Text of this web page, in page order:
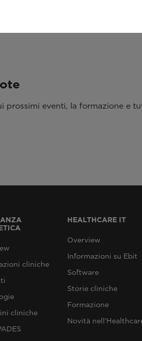
eventi, la formazione e
cliniche
cliniche
HEALTHCARE IT
Overview
Informazioni su Ebit
Software
Storie cliniche
Formazione
Novità